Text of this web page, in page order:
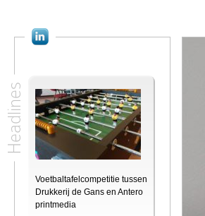
Headlines
Voetbaltafelcompetitie tussen
Drukkerij de Gans en Antero
printmedia